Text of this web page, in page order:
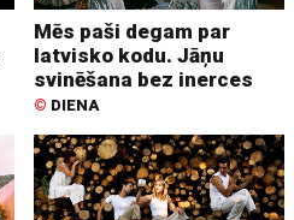
Mēs paši degam par
latvisko kodu. Jāņu
svinēšana bez inerces
© DIENA